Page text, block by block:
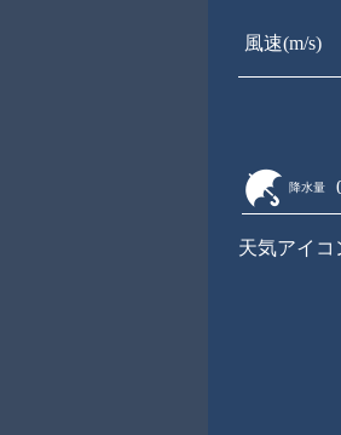
風速(m/s)
降水量
天気アイコ